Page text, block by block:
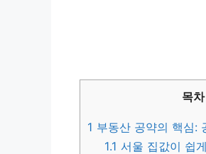
목차
1 부동산 공약의 핵심:
1.1 서울 집값이 쉽